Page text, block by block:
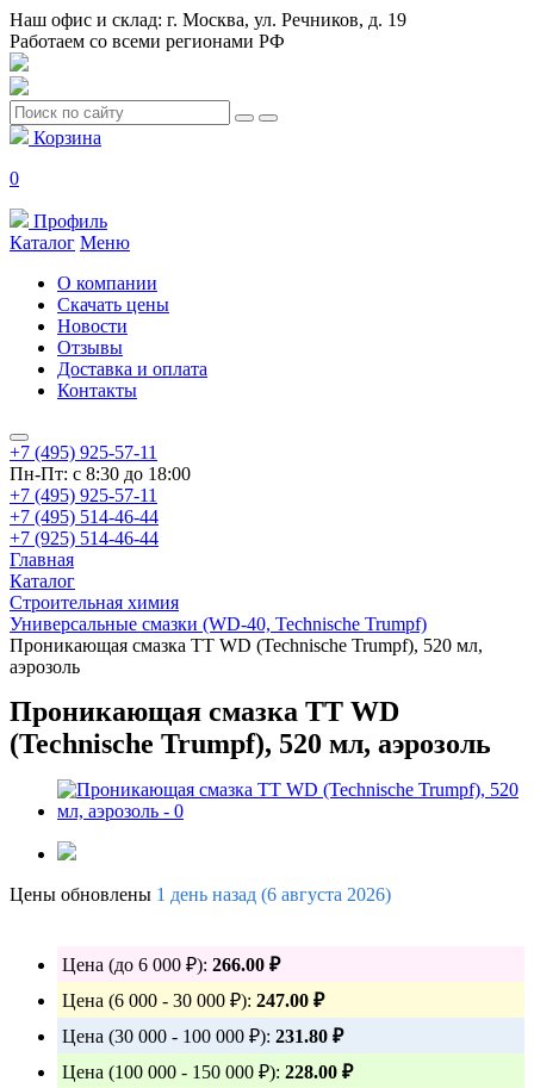
Наш офис и склад: г. Москва, ул. Речников, д. 19
Работаем со всеми регионами РФ
Корзина
0
Профиль
Каталог Меню
О компании
Скачать цены
Новости
Отзывы
Доставка и оплата
Контакты
+7 (495) 925-57-11
Пн-Пт: с 8:30 до 18:00
+7 (495) 925-57-11
+7 (495) 514-46-44
+7 (925) 514-46-44
Главная
Каталог
Строительная химия
Универсальные смазки (WD-40, Technische Trumpf)
Проникающая смазка TT WD (Technische Trumpf), 520 мл,
аэрозоль
Проникающая смазка TT WD
(Technische Trumpf), 520 мл, аэрозоль
Цены обновлены 1 день назад (6 августа 2026)
Цена (до 6 000 ₽): 266.00 ₽
Цена (6 000 - 30 000 ₽): 247.00 ₽
Цена (30 000 - 100 000 ₽): 231.80 ₽
Цена (100 000 - 150 000 ₽): 228.00 ₽